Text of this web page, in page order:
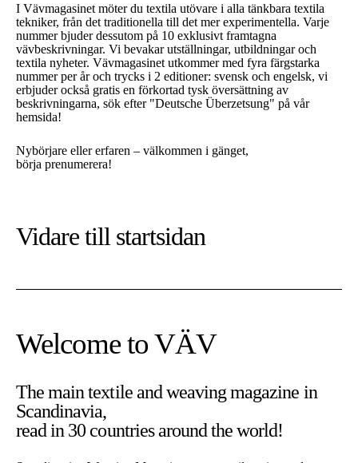
I Vävmagasinet möter du textila utövare i alla tänkbara textila
tekniker, från det traditionella till det mer experimentella. Varje
nummer bjuder dessutom på 10 exklusivt framtagna
vävbeskrivningar. Vi bevakar utställningar, utbildningar och
textila nyheter. Vävmagasinet utkommer med fyra färgstarka
nummer per år och trycks i 2 editioner: svensk och engelsk, vi
erbjuder också gratis en förkortad tysk översättning av
beskrivningarna, sök efter "Deutsche Überzetsung" på vår
hemsida!
Nybörjare eller erfaren – välkommen i gänget,
börja prenumerera!
Vidare till startsidan
Welcome to VÄV
The main textile and weaving magazine in
Scandinavia,
read in 30 countries around the world!